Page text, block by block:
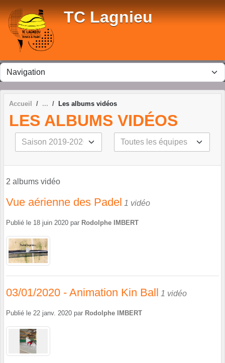
TC Lagnieu
Accueil Les albums vidéos
LES ALBUMS VIDÉOS
2 albums vidéo
Vue aérienne des Padel 1 vidéo
Publié le 18 juin 2020 par Rodolphe IMBERT
03/01/2020 - Animation Kin Ball 1 vidéo
Publié le 22 janv. 2020 par Rodolphe IMBERT